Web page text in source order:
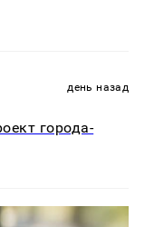
день назад
города-